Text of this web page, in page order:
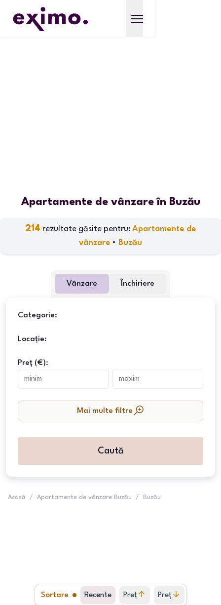
Apartamente de vânzare în Buzău
214 rezultate găsite pentru: Apartamente de
vânzare • Buzău
Vânzare Închiriere
Categorie:
Locație:
Preț (€):
Mai multe filtre
Caută
Acasă / Apartamente de vânzare Buzău / Buzău
Sortare Recente Preț
crescător
Preț
descrescător